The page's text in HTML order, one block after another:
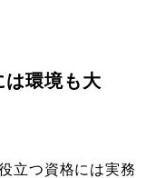
は環境も大
立つ資格には実務